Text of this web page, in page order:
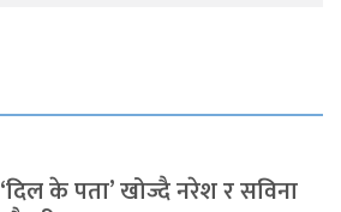
‘दिल के पता’ खोज्दै नरेश र सविना